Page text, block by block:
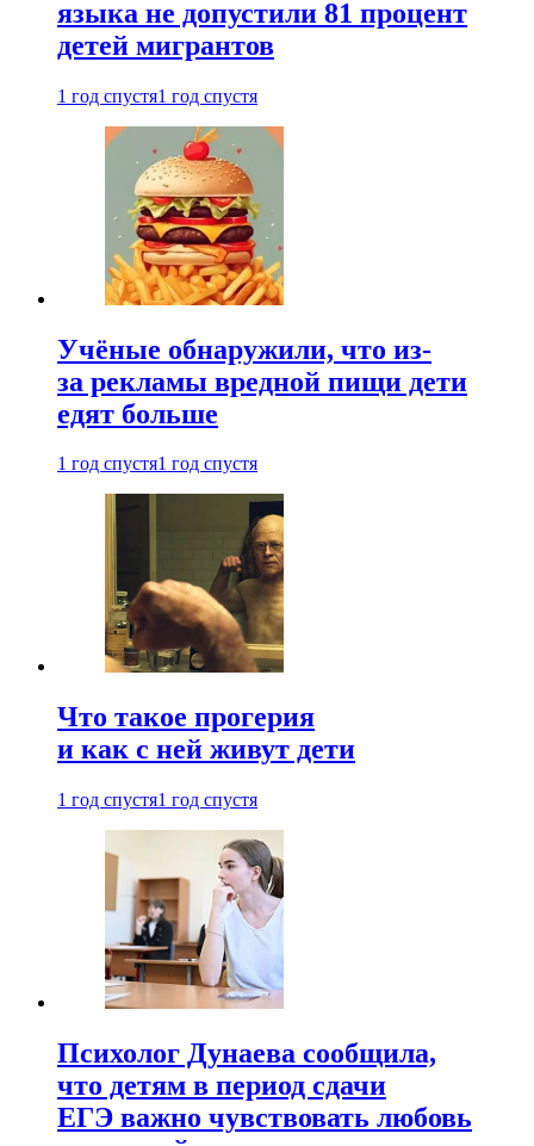
языка не допустили 81 процент
детей мигрантов
1 год спустя1 год спустя
Учёные обнаружили, что из-
за рекламы вредной пищи дети
едят больше
1 год спустя1 год спустя
Что такое прогерия
и как с ней живут дети
1 год спустя1 год спустя
Психолог Дунаева сообщила,
что детям в период сдачи
ЕГЭ важно чувствовать любовь